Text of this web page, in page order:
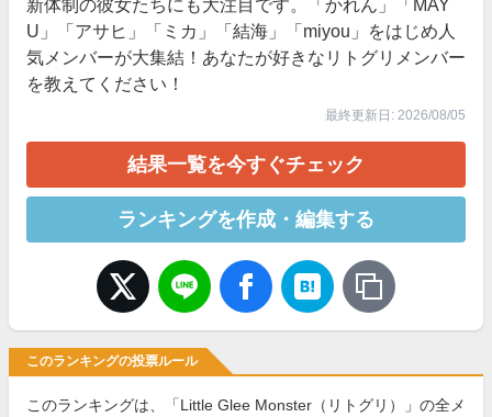
新体制の彼女たちにも大注目です。「かれん」「MAY
U」「アサヒ」「ミカ」「結海」「miyou」をはじめ人
気メンバーが大集結！あなたが好きなリトグリメンバー
を教えてください！
最終更新日: 2026/08/05
結果一覧を今すぐチェック
ランキングを作成・編集する
このランキングの投票ルール
このランキングは、「Little Glee Monster（リトグリ）」の全メ